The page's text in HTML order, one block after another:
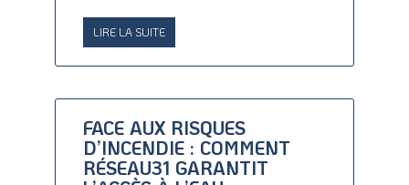
LIRE LA SUITE
FACE AUX RISQUES
D’INCENDIE : COMMENT
RÉSEAU31 GARANTIT